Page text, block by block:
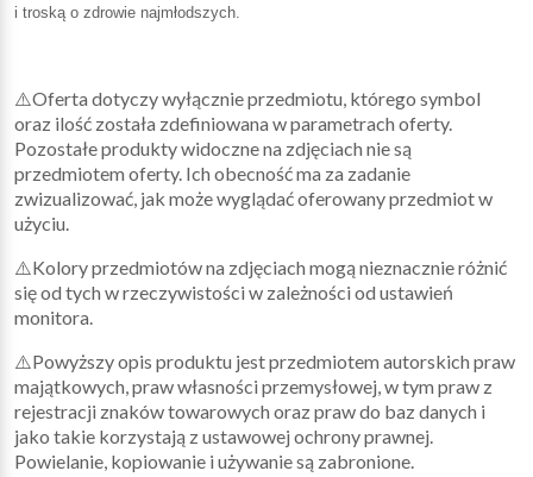
i troską o zdrowie najmłodszych.
⚠️Oferta dotyczy wyłącznie przedmiotu, którego symbol
oraz ilość została zdefiniowana w parametrach oferty.
Pozostałe produkty widoczne na zdjęciach nie są
przedmiotem oferty. Ich obecność ma za zadanie
zwizualizować, jak może wyglądać oferowany przedmiot w
użyciu.
⚠️Kolory przedmiotów na zdjęciach mogą nieznacznie różnić
się od tych w rzeczywistości w zależności od ustawień
monitora.
⚠️Powyższy opis produktu jest przedmiotem autorskich praw
majątkowych, praw własności przemysłowej, w tym praw z
rejestracji znaków towarowych oraz praw do baz danych i
jako takie korzystają z ustawowej ochrony prawnej.
Powielanie, kopiowanie i używanie są zabronione.